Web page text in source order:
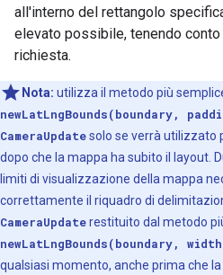
all'interno del rettangolo
elevato possibile, tenendo
richiesta.
Nota: utilizza il metodo più
newLatLngBounds(boundary,
CameraUpdatesolo se verrà utilizzato
dopo che la mappa ha subito il layout.
limiti di visualizzazione della mappa
correttamente il riquadro di
CameraUpdaterestituito dal metodo
newLatLngBounds(boundary,
qualsiasi momento, anche prima che